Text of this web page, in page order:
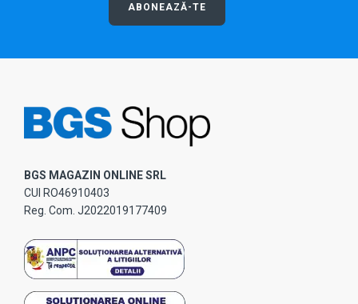
ABONEAZĂ-TE
BGS MAGAZIN ONLINE SRL
CUI RO46910403
Reg. Com. J2022019177409